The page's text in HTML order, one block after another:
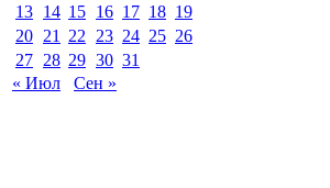
13 14 15 16 17 18 19
20 21 22 23 24 25 26
27 28 29 30 31
« Июл
Сен »